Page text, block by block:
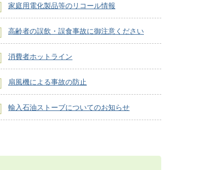
家庭用電化製品等のリコール情報
高齢者の誤飲・誤食事故に御注意ください
消費者ホットライン
扇風機による事故の防止
輸入石油ストーブについてのお知らせ